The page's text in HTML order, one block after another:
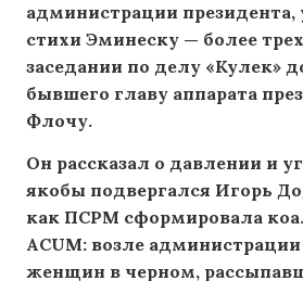
администрации президента,
стихи Эминеску — более
заседании по делу «Кулек»
бывшего главу аппарата
Флочу.
Он рассказал о давлении и
якобы подвергался Игорь
как ПСРМ сформировала
ACUM: возле
женщин в черном,